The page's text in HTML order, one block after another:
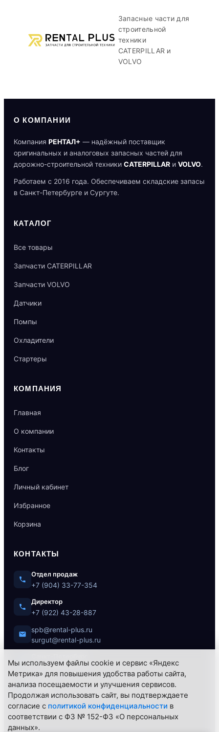
Запасные части для
строительной
техники
CATERPILLAR и
VOLVO
О КОМПАНИИ
Компания РЕНТАЛ+ — надёжный поставщик
оригинальных и аналоговых запасных частей для
дорожно-строительной техники CATERPILLAR и VOLVO.
Работаем с 2016 года. Обеспечиваем складские запасы
в Санкт-Петербурге и Сургуте.
КАТАЛОГ
Все товары
Запчасти CATERPILLAR
Запчасти VOLVO
Датчики
Помпы
Охладители
Стартеры
КОМПАНИЯ
Главная
О компании
Контакты
Блог
Личный кабинет
Избранное
Корзина
КОНТАКТЫ
Отдел продаж
+7 (904) 33-77-354
Директор
+7 (922) 43-28-887
spb@rental-plus.ru
surgut@rental-plus.ru
ул. Литовская, 10
Сургут
Нефтеюганское ш., 62/1
Мы используем файлы cookie и сервис «Яндекс
Метрика» для повышения удобства работы сайта,
анализа посещаемости и улучшения сервисов.
Продолжая использовать сайт, вы подтверждаете
согласие с политикой конфиденциальности в
соответствии с ФЗ № 152-ФЗ «О персональных
данных».